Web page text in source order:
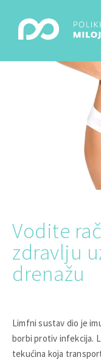
Vodite
zdravlju
drenažu
Limfni sustav dio je
borbi protiv infekcija.
tekućina koja